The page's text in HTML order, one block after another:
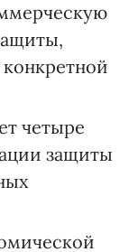
четыре
защиты